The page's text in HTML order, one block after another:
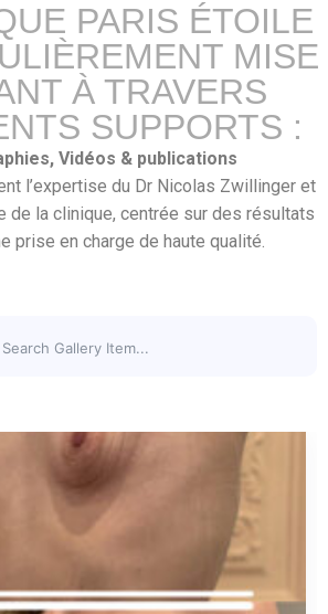
PARIS ÉTOILE
MISE
À TRAVERS
SUPPORTS :
Vidéos & publications
l’expertise du Dr Nicolas Zwillinger et
de la clinique, centrée sur des résultats
prise en charge de haute qualité.